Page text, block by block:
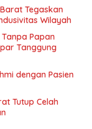
Tegaskan
Wilayah
Papan
Tanggung
dengan Pasien
Tutup Celah